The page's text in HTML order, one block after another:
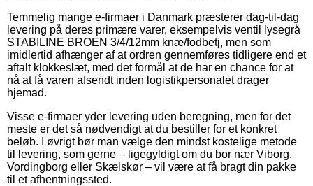
Temmelig mange e-firmaer i Danmark præsterer dag-til-dag
levering på deres primære varer, eksempelvis ventil lysegrå
STABILINE BROEN 3/4/12mm knæ/fodbetj, men som
imidlertid afhænger af at ordren gennemføres tidligere end et
aftalt klokkeslæt, med det formål at de har en chance for at
nå at få varen afsendt inden logistikpersonalet drager
hjemad.
Visse e-firmaer yder levering uden beregning, men for det
meste er det så nødvendigt at du bestiller for et konkret
beløb. I øvrigt bør man vælge den mindst kostelige metode
til levering, som gerne – ligegyldigt om du bor nær Viborg,
Vordingborg eller Skælskør – vil være at få bragt din pakke
til et afhentningssted.